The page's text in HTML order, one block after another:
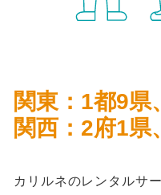
関東：1都9県
関西：2府1県
カリルネのレンタルサ